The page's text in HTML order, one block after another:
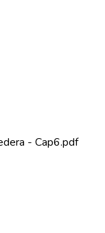
- Cap6.pdf